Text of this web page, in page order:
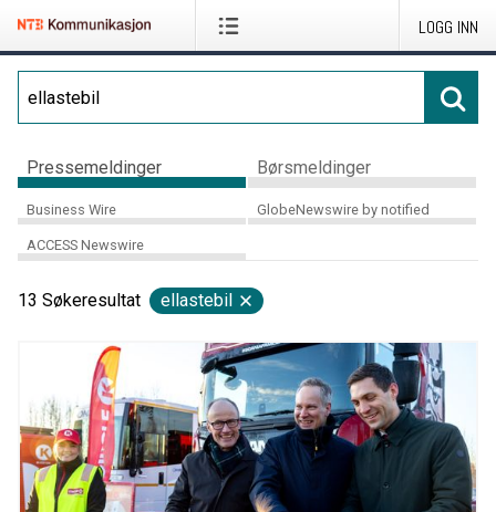
LOGG INN
Pressemeldinger Børsmeldinger
Business Wire GlobeNewswire by notified
ACCESS Newswire
13 Søkeresultat ellastebil